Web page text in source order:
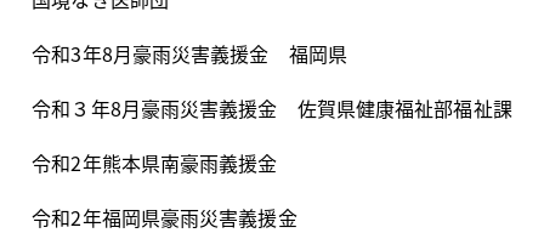
令和3年8月豪雨災害義援金 福岡県
令和３年8月豪雨災害義援金 佐賀県健康福祉部福祉課
令和2年熊本県南豪雨義援金
令和2年福岡県豪雨災害義援金